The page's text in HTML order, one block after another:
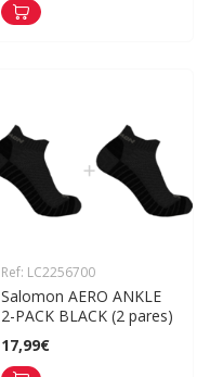
Ref: LC2256700
Salomon AERO ANKLE
2-PACK BLACK (2 pares)
17,99€